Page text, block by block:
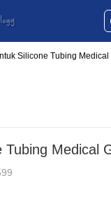
Silicone Tubing Medical
Tubing Medical